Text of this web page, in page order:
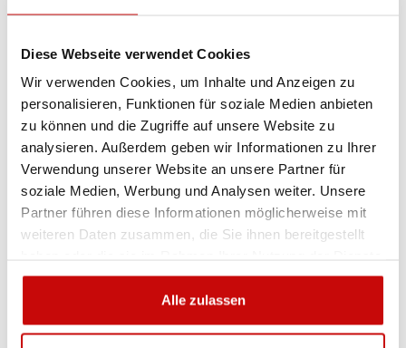
Diese Webseite verwendet Cookies
Wir verwenden Cookies, um Inhalte und Anzeigen zu
personalisieren, Funktionen für soziale Medien anbieten
zu können und die Zugriffe auf unsere Website zu
analysieren. Außerdem geben wir Informationen zu Ihrer
Verwendung unserer Website an unsere Partner für
soziale Medien, Werbung und Analysen weiter. Unsere
Partner führen diese Informationen möglicherweise mit
weiteren Daten zusammen, die Sie ihnen bereitgestellt
gesammelt haben.
Alle zulassen
am besten geeignet ist? Rufen Sie uns an,
wir beraten Sie gern.
phone+48 12 266 27 54
Lieferrichtlinie
Rückgabebestimmungen
Datenschutzrichtlinie
Beschreibung